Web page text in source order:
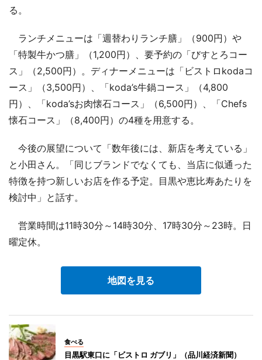
る。
ランチメニューは「週替わりランチ膳」（900円）や
「特製牛かつ膳」（1,200円）、要予約の「びすとろコー
ス」（2,500円）。ディナーメニューは「ビストロkodaコ
ース」（3,500円）、「koda’s牛鍋コース」（4,800
円）、「koda’sお肉懐石コース」（6,500円）、「Chefs
懐石コース」（8,400円）の4種を用意する。
今後の展望について「数年後には、新店を考えている」
と小田さん。「同じブランドでなくても、当店に似通った
特徴を持つ新しいお店を作る予定。目黒や恵比寿あたりを
検討中」と話す。
営業時間は11時30分～14時30分、17時30分～23時。日
曜定休。
地図を見る
食べる
目黒駅東口に「ビストロ ガブリ」（品川経済新聞）